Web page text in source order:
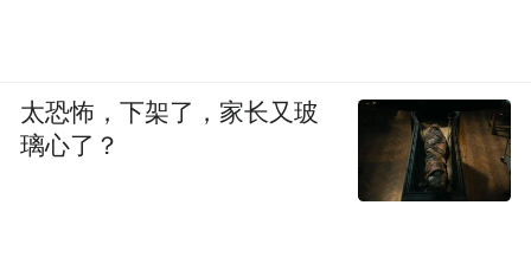
太恐怖，下架了，家长又玻
璃心了？